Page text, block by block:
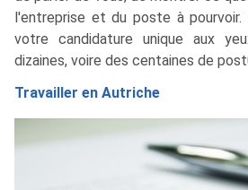
l'entreprise et du poste à
votre candidature unique aux
dizaines, voire des centaines de
Travailler en Autriche